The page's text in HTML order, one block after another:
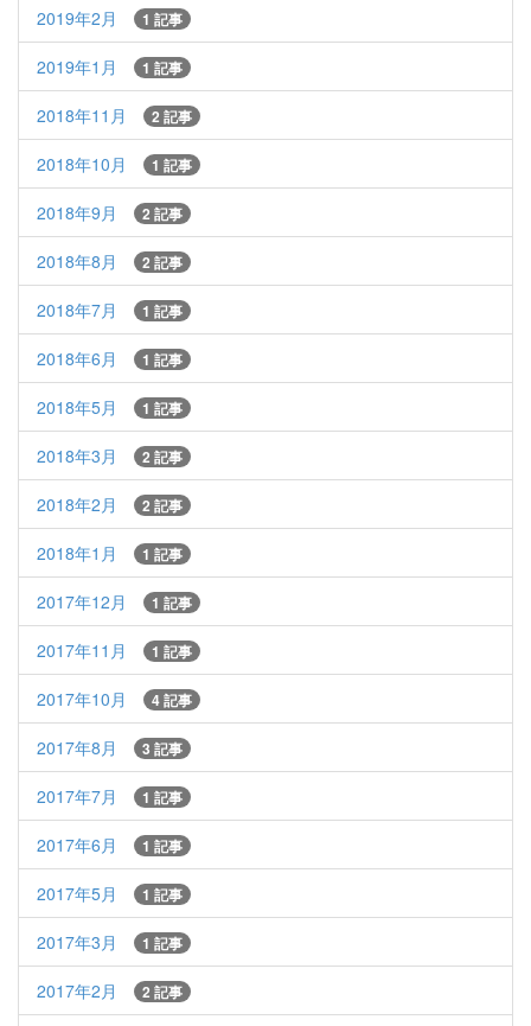
2019年2月 1 記事
2019年1月 1 記事
2018年11月 2 記事
2018年10月 1 記事
2018年9月 2 記事
2018年8月 2 記事
2018年7月 1 記事
2018年6月 1 記事
2018年5月 1 記事
2018年3月 2 記事
2018年2月 2 記事
2018年1月 1 記事
2017年12月 1 記事
2017年11月 1 記事
2017年10月 4 記事
2017年8月 3 記事
2017年7月 1 記事
2017年6月 1 記事
2017年5月 1 記事
2017年3月 1 記事
2017年2月 2 記事